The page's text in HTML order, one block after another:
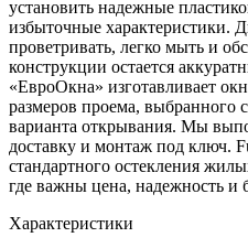
установить надежные
избыточные характеристики.
проветривать, легко мыть и
конструкции остается
«ЕвроОкна» изготавливает
размеров проема, выбранного
варианта открывания. Мы
доставку и монтаж под ключ.
стандартного остекления
где важны цена, надежность
Характеристики